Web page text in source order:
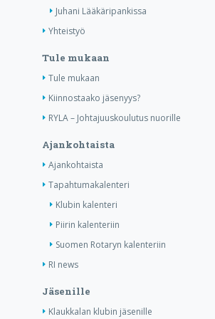
Juhani Lääkäripankissa
Yhteistyö
Tule mukaan
Tule mukaan
Kiinnostaako jäsenyys?
RYLA – Johtajuuskoulutus nuorille
Ajankohtaista
Ajankohtaista
Tapahtumakalenteri
Klubin kalenteri
Piirin kalenteriin
Suomen Rotaryn kalenteriin
RI news
Jäsenille
Klaukkalan klubin jäsenille